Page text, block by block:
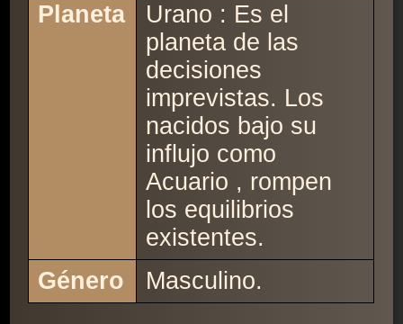
Planeta
Urano : Es el
planeta de las
decisiones
imprevistas. Los
nacidos bajo su
influjo como
Acuario , rompen
los equilibrios
existentes.
Género
Masculino.